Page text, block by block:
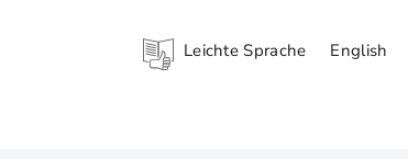
Leichte Sprache English